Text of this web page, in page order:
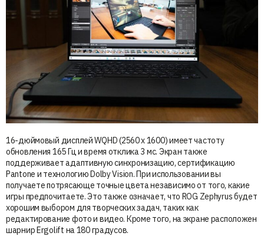
16-дюймовый дисплей WQHD (2560 x 1600) имеет частоту
обновления 165 Гц и время отклика 3 мс. Экран также
поддерживает адаптивную синхронизацию, сертификацию
Pantone и технологию Dolby Vision. При использовании вы
получаете потрясающе точные цвета независимо от того, какие
игры предпочитаете. Это также означает, что ROG Zephyrus будет
хорошим выбором для творческих задач, таких как
редактирование фото и видео. Кроме того, на экране расположен
шарнир Ergolift на 180 градусов.